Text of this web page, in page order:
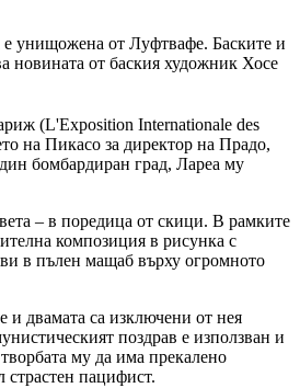
е унищожена от Луфтвафе. Баските и
новината от баския художник Хосе
(L'Exposition Internationale des
на Пикасо за директор на Прадо,
бомбардиран град, Лареа му
– в поредица от скици. В рамките
композиция в рисунка с
в пълен мащаб върху огромното
двамата са изключени от нея
поздрав е използван и
му да има прекалено
пацифист.